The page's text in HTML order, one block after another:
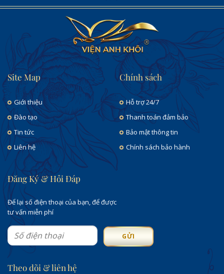
Site Map
Giới thiệu
Đào tạo
Tin tức
Liên hệ
Chính sách
Hỗ trợ 24/7
Thanh toán đảm bảo
Bảo mật thông tin
Chính sách bảo hành
Đăng Ký & Hỏi Đáp
Để lại số điện thoại của bạn, để được
tư vấn miễn phí
Theo dõi & liên hệ